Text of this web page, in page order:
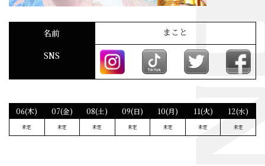
名前
まこと
SNS
06(木)
未定
07(金)
未定
08(土)
未定
09(日)
未定
10(月)
未定
11(火)
未定
12(水)
未定